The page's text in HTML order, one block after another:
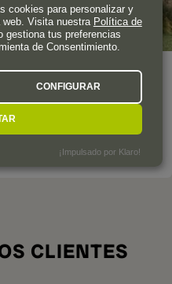
es la apuesta de los
por una vitivinicultura
CLIENTES
cookies para personalizar y
web. Visita nuestra Política de
gestiona tus preferencias
de Consentimiento.
CONFIGURAR
¡Impulsado por Klaro!